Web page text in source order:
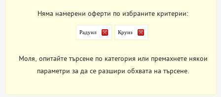
Няма намерени оферти по избраните критерии:
Радуил Круиз
Моля, опитайте търсене по категория или премахнете някои
параметри за да се разшири обхвата на търсене.